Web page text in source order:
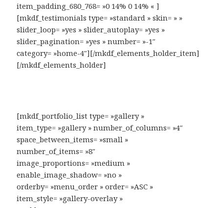
item_padding_680_768= »0 14% 0 14% « ]
[mkdf_testimonials type= »standard » skin= » »
slider_loop= »yes » slider_autoplay= »yes »
slider_pagination= »yes » number= »-1″
category= »home-4″][/mkdf_elements_holder_item]
[/mkdf_elements_holder]
[mkdf_portfolio_list type= »gallery »
item_type= »gallery » number_of_columns= »4″
space_between_items= »small »
number_of_items= »8″
image_proportions= »medium »
enable_image_shadow= »no »
orderby= »menu_order » order= »ASC »
item_style= »gallery-overlay »